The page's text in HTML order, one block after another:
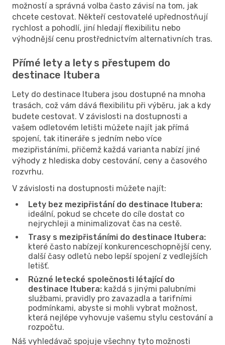
možností a správná volba často závisí na tom, jak
chcete cestovat. Někteří cestovatelé upřednostňují
rychlost a pohodlí, jiní hledají flexibilitu nebo
výhodnější cenu prostřednictvím alternativních tras.
Přímé lety a lety s přestupem do
destinace Itubera
Lety do destinace Itubera jsou dostupné na mnoha
trasách, což vám dává flexibilitu při výběru, jak a kdy
budete cestovat. V závislosti na dostupnosti a
vašem odletovém letišti můžete najít jak přímá
spojení, tak itineráře s jedním nebo více
mezipřistáními, přičemž každá varianta nabízí jiné
výhody z hlediska doby cestování, ceny a časového
rozvrhu.
V závislosti na dostupnosti můžete najít:
Lety bez mezipřistání do destinace Itubera:
ideální, pokud se chcete do cíle dostat co
nejrychleji a minimalizovat čas na cestě.
Trasy s mezipřistáními do destinace Itubera:
které často nabízejí konkurenceschopnější ceny,
další časy odletů nebo lepší spojení z vedlejších
letišť.
Různé letecké společnosti létající do
destinace Itubera: každá s jinými palubními
službami, pravidly pro zavazadla a tarifními
podmínkami, abyste si mohli vybrat možnost,
která nejlépe vyhovuje vašemu stylu cestování a
rozpočtu.
Náš vyhledávač spojuje všechny tyto možnosti